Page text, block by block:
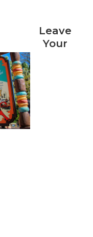
Leave
Your